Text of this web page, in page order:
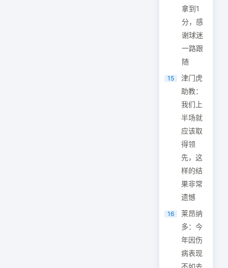
拿到1
分，感
谢球迷
一路跟
随
15
津门虎
助教：
我们上
半场就
应该取
得领
先，这
样的结
果非常
遗憾
16
莱昂纳
多：今
年因伤
病表现
不如去